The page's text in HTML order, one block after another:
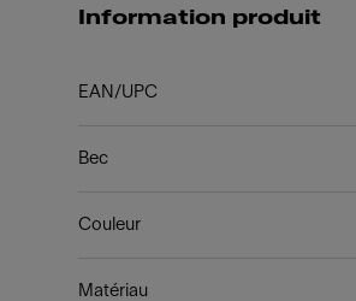
Information produit
EAN/UPC
Bec
Couleur
Matériau